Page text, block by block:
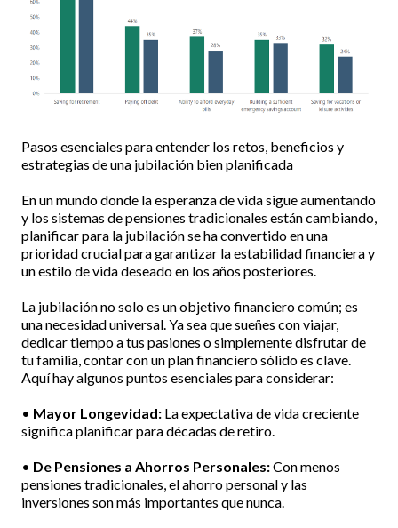
Pasos esenciales para entender los retos, beneficios y
estrategias de una jubilación bien planificada
En un mundo donde la esperanza de vida sigue aumentando
y los sistemas de pensiones tradicionales están cambiando,
planificar para la jubilación se ha convertido en una
prioridad crucial para garantizar la estabilidad financiera y
un estilo de vida deseado en los años posteriores.
La jubilación no solo es un objetivo financiero común; es
una necesidad universal. Ya sea que sueñes con viajar,
dedicar tiempo a tus pasiones o simplemente disfrutar de
tu familia, contar con un plan financiero sólido es clave.
Aquí hay algunos puntos esenciales para considerar:
• Mayor Longevidad: La expectativa de vida creciente
significa planificar para décadas de retiro.
• De Pensiones a Ahorros Personales:Con menos
pensiones tradicionales, el ahorro personal y las
inversiones son más importantes que nunca.